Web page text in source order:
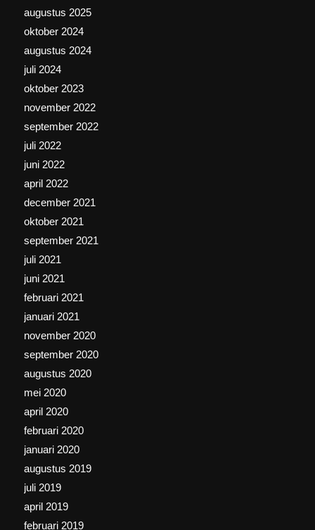
augustus 2025
oktober 2024
augustus 2024
juli 2024
oktober 2023
november 2022
september 2022
juli 2022
juni 2022
april 2022
december 2021
oktober 2021
september 2021
juli 2021
juni 2021
februari 2021
januari 2021
november 2020
september 2020
augustus 2020
mei 2020
april 2020
februari 2020
januari 2020
augustus 2019
juli 2019
april 2019
februari 2019